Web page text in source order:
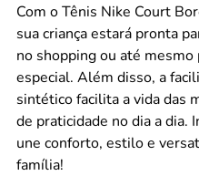
Com o Tênis Nike Court
sua criança estará pronta
no shopping ou até
especial. Além disso, a
sintético facilita a vida das
de praticidade no dia a dia.
une conforto, estilo e
família!